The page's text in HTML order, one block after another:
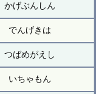
かげぶんしん
でんげきは
つばめがえし
いちゃもん